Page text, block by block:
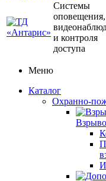
Системы
оповещения,
и контроля
доступа
Меню
Каталог
Охранно-